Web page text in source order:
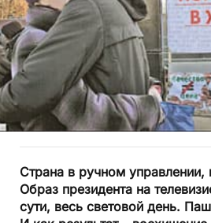
Страна в ручном
Образ президента на
сути, весь световой день.